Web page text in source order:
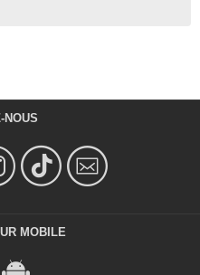
NOUS
MOBILE